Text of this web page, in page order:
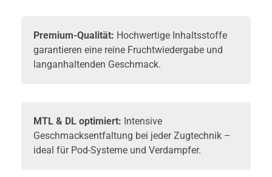
Premium-Qualität: Hochwertige Inhaltsstoffe
garantieren eine reine Fruchtwiedergabe und
langanhaltenden Geschmack.
MTL & DL optimiert: Intensive
Geschmacksentfaltung bei jeder Zugtechnik –
ideal für Pod-Systeme und Verdampfer.